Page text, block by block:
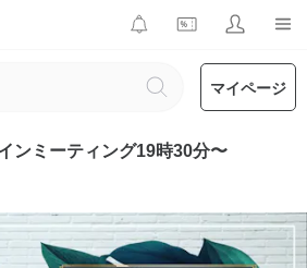
マイページ
ンミーティング19時30分〜